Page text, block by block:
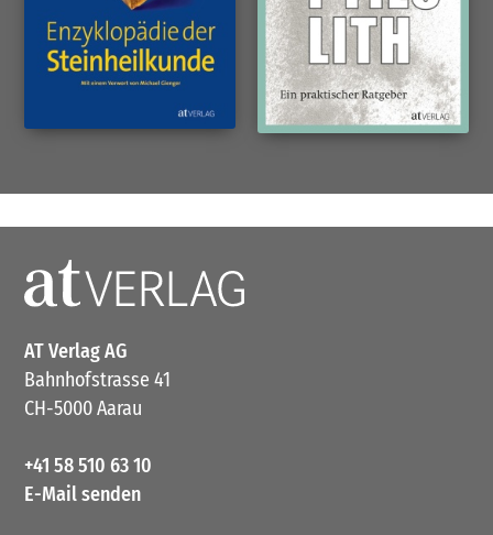
AT Verlag AG
Bahnhofstrasse 41
CH-5000 Aarau
+41 58 510 63 10
E-Mail senden